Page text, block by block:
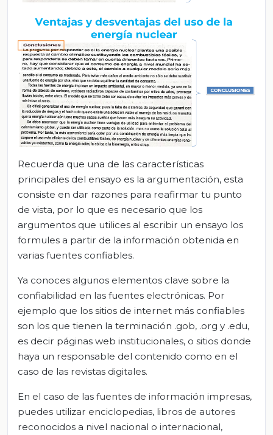
Recuerda que una de las características
principales del ensayo es la argumentación, esta
consiste en dar razones para reafirmar tu punto
de vista, por lo que es necesario que los
argumentos que utilices al escribir un ensayo los
formules a partir de la información obtenida en
varias fuentes confiables.
Ya conoces algunos elementos clave sobre la
confiabilidad en las fuentes electrónicas. Por
ejemplo que los sitios de internet más confiables
son los que tienen la terminación .gob, .org y .edu,
es decir páginas web institucionales, o sitios donde
haya un responsable del contenido como en el
caso de las revistas digitales.
En el caso de las fuentes de información impresas,
puedes utilizar enciclopedias, libros de autores
reconocidos a nivel nacional o internacional,